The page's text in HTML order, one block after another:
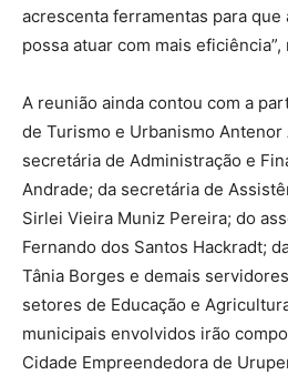
acrescenta ferramentas para que
possa atuar com mais eficiência”,
A reunião ainda contou com a
de Turismo e Urbanismo Antenor
secretária de Administração e
Andrade; da secretária de
Sirlei Vieira Muniz Pereira; do
Fernando dos Santos Hackradt;
Tânia Borges e demais
setores de Educação e
municipais envolvidos irão
Cidade Empreendedora de